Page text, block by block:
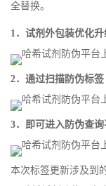
全替换。
1．试剂外包装优化
2．通过扫描防伪标签
3．即可进入防伪查询
本次标签更新涉及到